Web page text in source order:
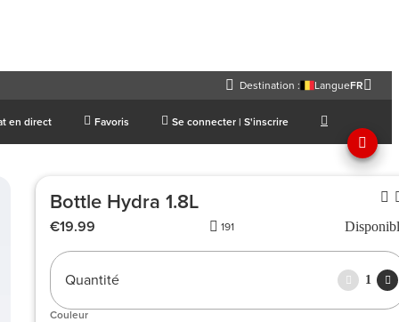
Destination : LangueFR
en direct Favoris Se connecter | S'inscrire
Bottle Hydra 1.8L
€19.99 191
Quantité 1
Couleur